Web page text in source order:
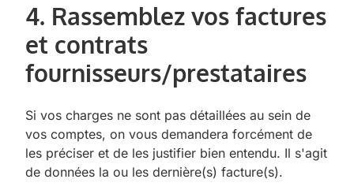
4. Rassemblez vos factures
et contrats
fournisseurs/prestataires
Si vos charges ne sont pas détaillées au sein de
vos comptes, on vous demandera forcément de
les préciser et de les justifier bien entendu. Il s'agit
de données la ou les dernière(s) facture(s).